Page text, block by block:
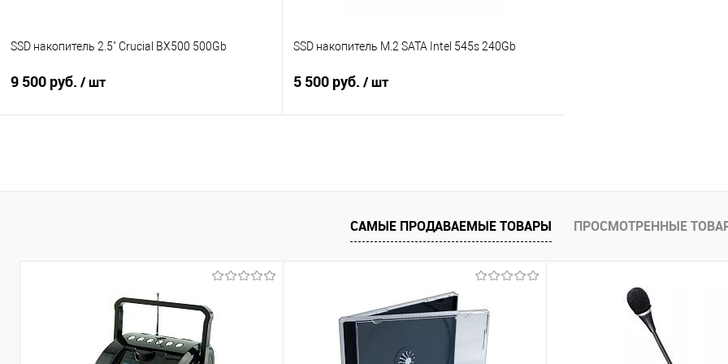
SSD накопитель 2.5" Crucial BX500 500Gb
9 500 руб. / шт
Купить в 1 клик
Сравнение
SSD накопитель M.2 SATA Intel 545s 240Gb
5 500 руб. / шт
Купить в 1 клик
Сравнение
В избранное
В наличии
САМЫЕ ПРОДАВАЕМЫЕ ТОВАРЫ ПРОСМОТРЕННЫЕ